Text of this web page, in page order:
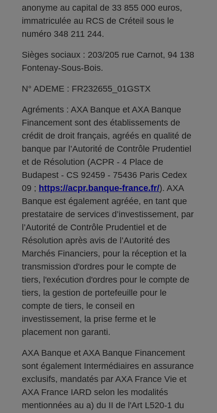
anonyme au capital de 33 855 000 euros,
immatriculée au RCS de Créteil sous le
numéro 348 211 244.
Sièges sociaux : 203/205 rue Carnot, 94 138
Fontenay-Sous-Bois.
N° ADEME : FR232655_01GSTX
Agréments : AXA Banque et AXA Banque
Financement sont des établissements de
crédit de droit français, agréés en qualité de
banque par l’Autorité de Contrôle Prudentiel
et de Résolution (ACPR - 4 Place de
Budapest - CS 92459 - 75436 Paris Cedex
09 ; https://acpr.banque-france.fr/). AXA
Banque est également agréée, en tant que
prestataire de services d’investissement, par
l’Autorité de Contrôle Prudentiel et de
Résolution après avis de l’Autorité des
Marchés Financiers, pour la réception et la
transmission d'ordres pour le compte de
tiers, l'exécution d'ordres pour le compte de
tiers, la gestion de portefeuille pour le
compte de tiers, le conseil en
investissement, la prise ferme et le
placement non garanti.
AXA Banque et AXA Banque Financement
sont également Intermédiaires en assurance
exclusifs, mandatés par AXA France Vie et
AXA France IARD selon les modalités
mentionnées au a) du II de l'Art L520-1 du